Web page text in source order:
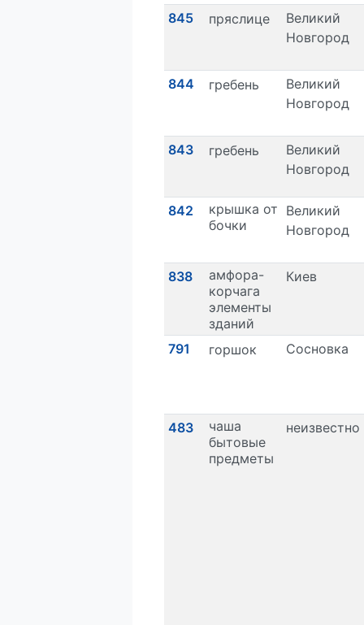
845
пряслице
Великий
Новгород
844 гребень
Великий
Новгород
843 гребень
Великий
Новгород
842
крышка от
бочки
Великий
Новгород
838
амфора-
корчага
элементы
зданий
Киев
791 горшок Сосновка
483
чаша
бытовые
предметы
неизвестно